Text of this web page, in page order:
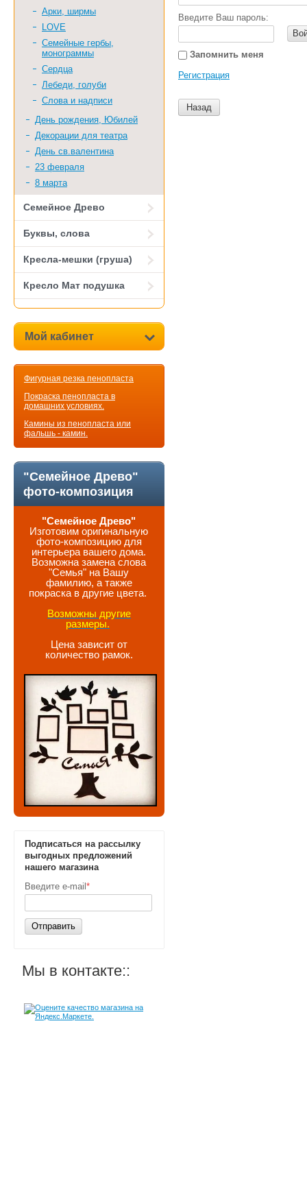
Арки, ширмы
LOVE
Семейные гербы,
монограммы
Сердца
Лебеди, голуби
Слова и надписи
День рождения, Юбилей
Декорации для театра
День св.валентина
23 февраля
8 марта
Семейное Древо
Буквы, слова
Кресла-мешки (груша)
Кресло Мат подушка
Мой кабинет
Фигурная резка пенопласта
Покраска пенопласта в
домашних условиях.
Камины из пенопласта или
фальшь - камин.
"Семейное Древо"
фото-композиция
"Семейное Древо"
Изготовим оригинальную
фото-композицию для
интерьера вашего дома.
Возможна замена слова
"Семья" на Вашу
фамилию, а также
покраска в другие цвета.
Возможны другие
размеры.
Цена зависит от
количество рамок.
Подписаться на рассылку
выгодных предложений
нашего магазина
Введите e-mail *
Отправить
Мы в контакте::
Введите Ваш пароль:
Запомнить меня
Регистрация
Назад